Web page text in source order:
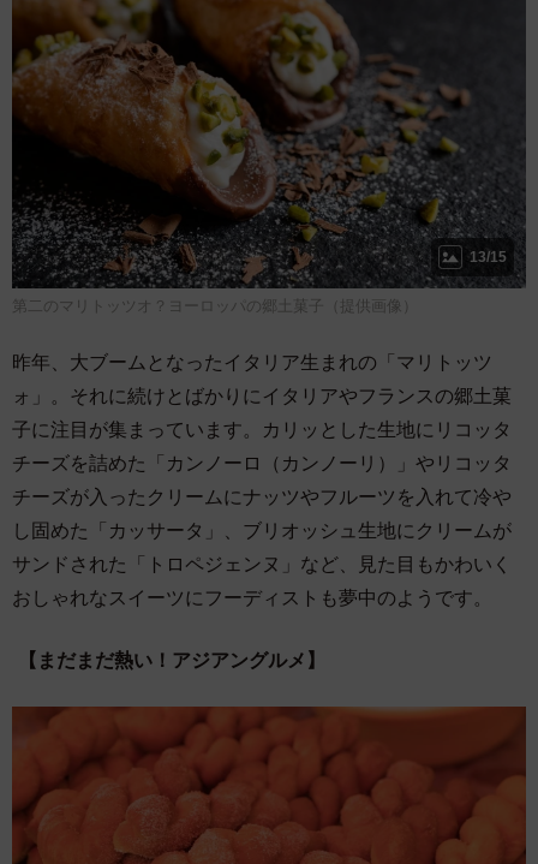
13/15
第二のマリトッツオ？ヨーロッパの郷土菓子（提供画像）
昨年、大ブームとなったイタリア生まれの「マリトッツ
ォ」。それに続けとばかりにイタリアやフランスの郷土菓
子に注目が集まっています。カリッとした生地にリコッタ
チーズを詰めた「カンノーロ（カンノーリ）」やリコッタ
チーズが入ったクリームにナッツやフルーツを入れて冷や
し固めた「カッサータ」、ブリオッシュ生地にクリームが
サンドされた「トロペジェンヌ」など、見た目もかわいく
おしゃれなスイーツにフーディストも夢中のようです。
【まだまだ熱い！アジアングルメ】